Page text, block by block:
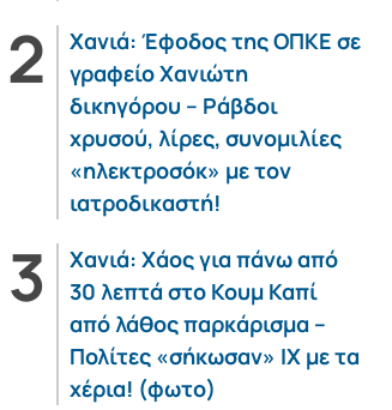
Χανιά: Έφοδος της ΟΠΚΕ σε
γραφείο Χανιώτη
δικηγόρου – Ράβδοι
χρυσού, λίρες, συνομιλίες
«ηλεκτροσόκ» με τον
ιατροδικαστή!
Χανιά: Χάος για πάνω από
30 λεπτά στο Κουμ Καπί
από λάθος παρκάρισμα –
Πολίτες «σήκωσαν» ΙΧ με τα
χέρια! (φωτο)